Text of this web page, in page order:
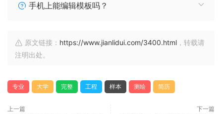
手机上能编辑模板吗？
原文链接： https://www.jianlidui.com/3400.html ，转载请
注明出处。
专业 大学 完整 工程 样本 测绘 简历
上一篇 下一篇